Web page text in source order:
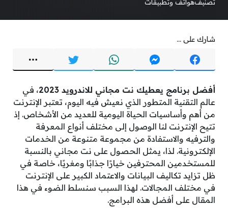
تصنيفهواتف وتطبيقات
شارك على ...
أفضل برنامج يعطيك نت مجاني للاندرويد 2023
، في
عالم التقنية المتطور الذي نعيش فيه اليوم، تعتبر الإنترنت
من أهم وأساسيات الحياة اليومية للعديد من الأشخاص. إذ
تتيح الإنترنت لنا الوصول إلى مختلف أنواع المعرفة
والترفيه والاستفادة من مجموعة متنوعة من الخدمات
الإلكترونية. لذا، يمثل الحصول على نت مجاني بالنسبة
للمستخدمين المحترفين خيارًا جذابًا ومغريًا، خاصة في
ظل تزايد تكاليف البيانات والاعتماد الكبير على الإنترنت
في مختلف المجالات. لهذا السبب سنسلط الضوء في هذا
المقال على أفضل هذه البرامج.